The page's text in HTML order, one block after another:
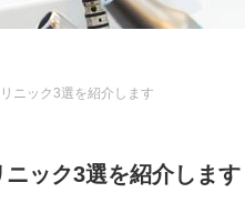
ニック3選を紹介します
ニック3選を紹介します